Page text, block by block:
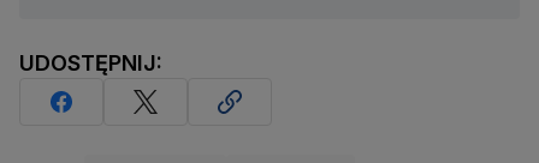
UDOSTĘPNIJ: